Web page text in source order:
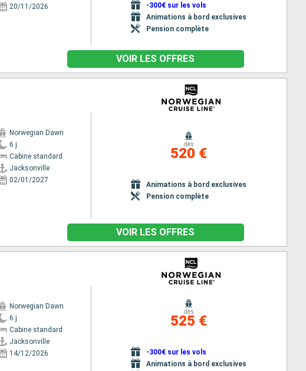
20/11/2026
-300€ sur les vols
Animations à bord exclusives
Pension complète
VOIR LES OFFRES
Norwegian Dawn
6 j
Cabine standard
Jacksonville
02/01/2027
dès
520 €
Animations à bord exclusives
Pension complète
VOIR LES OFFRES
Norwegian Dawn
6 j
Cabine standard
Jacksonville
14/12/2026
dès
525 €
-300€ sur les vols
Animations à bord exclusives